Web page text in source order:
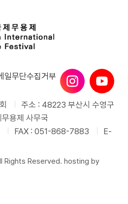
일무단수집거부
주소 : 48223 부산시 수영구
용제 사무국
FAX : 051-868-7883
E-
Rights Reserved. hosting by